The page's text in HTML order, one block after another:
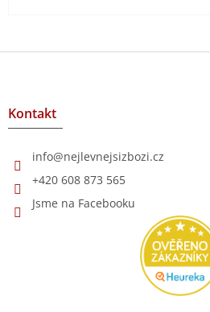
Z
Kontakt
info@nejlevnejsizbozi.cz
+420 608 873 565
Jsme na Facebooku